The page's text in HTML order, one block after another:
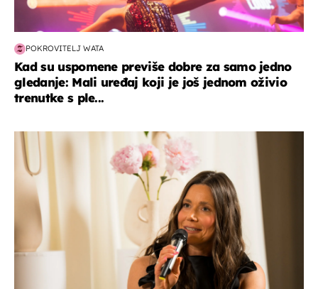
POKROVITELJ WATA
Kad su uspomene previše dobre za samo jedno
gledanje: Mali uređaj koji je još jednom oživio
trenutke s ple...
moda & ljepota